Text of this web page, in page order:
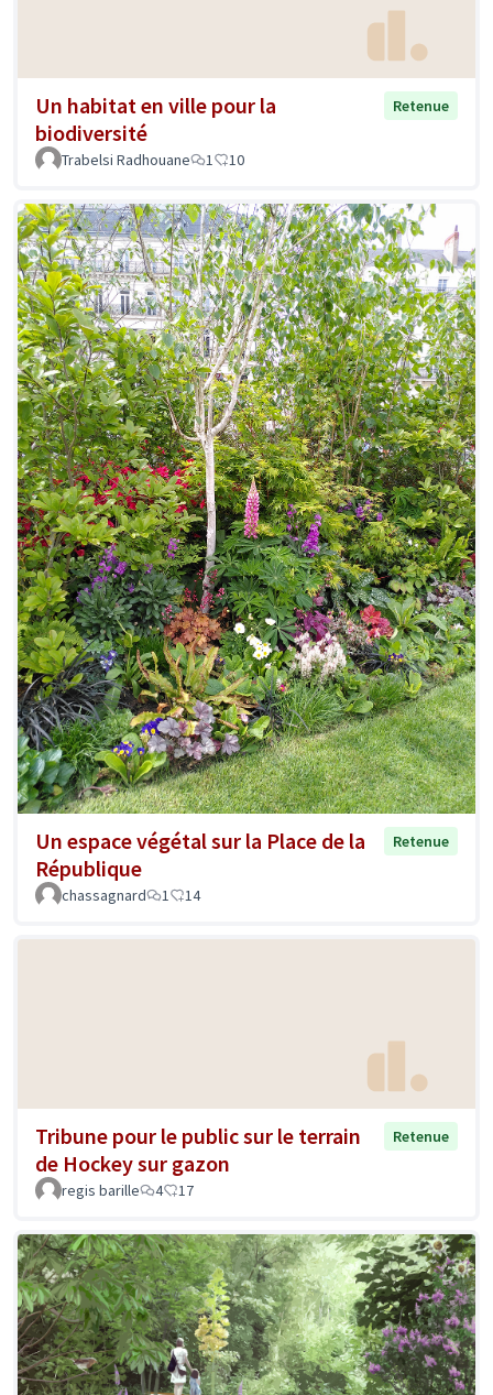
Un habitat en ville pour la
biodiversité
Retenue
Trabelsi Radhouane 1 10
Un espace végétal sur la Place de la
République
Retenue
chassagnard 1 14
Tribune pour le public sur le terrain
de Hockey sur gazon
Retenue
regis barille 4 17